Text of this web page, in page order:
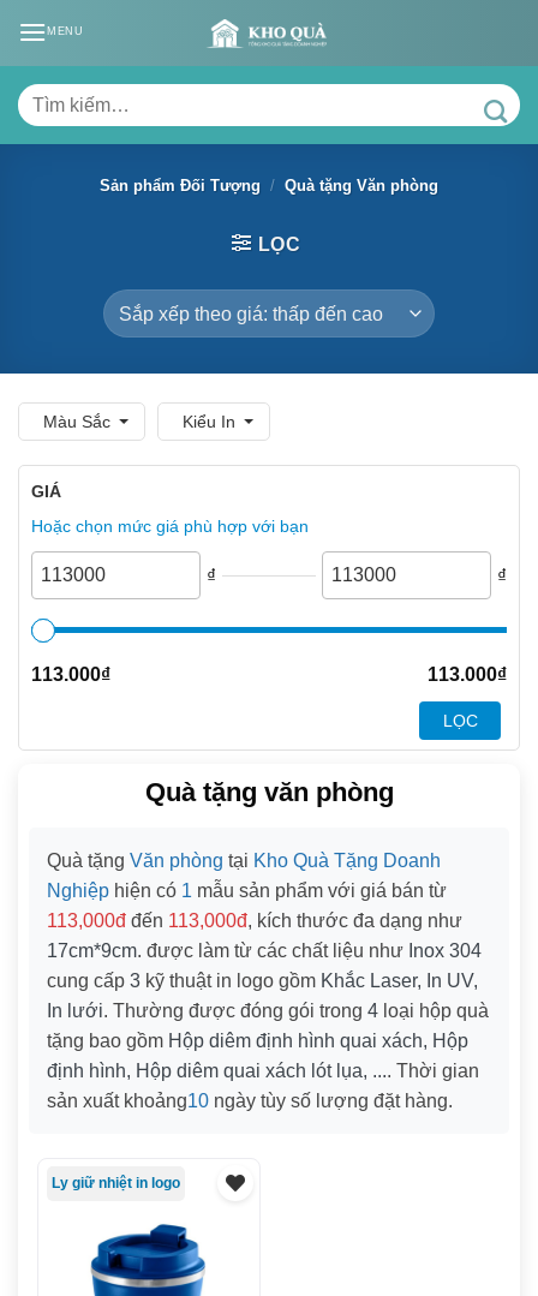
MENU
Tìm
kiếm:
Sản phẩm Đối Tượng / Quà tặng Văn phòng
LỌC
Màu Sắc Kiểu In
GIÁ
Hoặc chọn mức giá phù hợp với bạn
₫ ₫
113.000₫ 113.000₫
LỌC
Quà tặng văn phòng
Quà tặng Văn phòng tại Kho Quà Tặng Doanh
Nghiệp hiện có 1 mẫu sản phẩm với giá bán từ
113,000đ đến 113,000đ, kích thước đa dạng như
17cm*9cm. được làm từ các chất liệu như Inox 304
cung cấp 3 kỹ thuật in logo gồm Khắc Laser, In UV,
In lưới. Thường được đóng gói trong 4 loại hộp quà
tặng bao gồm Hộp diêm định hình quai xách, Hộp
định hình, Hộp diêm quai xách lót lụa, .... Thời gian
sản xuất khoảng10 ngày tùy số lượng đặt hàng.
Ly giữ nhiệt in logo